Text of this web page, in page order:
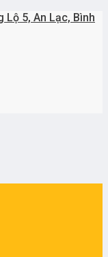
Lộ 5, An Lạc, Bình